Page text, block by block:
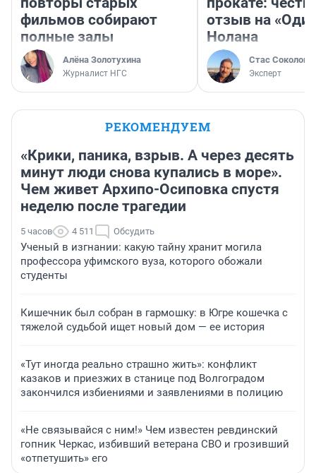
фильмов собирают
полные залы
Алёна Золотухина
Журналист НГС
отзыв на
Нолана
Стас Соколов
Эксперт
РЕКОМЕНДУЕМ
«Крики, паника, взрыв. А через десять
минут люди снова купались в море».
Чем живет Архипо-Осиповка спустя
неделю после трагедии
5 часов 4 511 Обсудить
Ученый в изгнании: какую тайну хранит могила
профессора уфимского вуза, которого обожали
студенты
Кишечник был собран в гармошку: в Югре кошечка с
тяжелой судьбой ищет новый дом — ее история
«Тут иногда реально страшно жить»: конфликт
казаков и приезжих в станице под Волгоградом
закончился избиениями и заявлениями в полицию
«Не связывайся с ним!» Чем известен ревдинский
гопник Черкас, избивший ветерана СВО и грозивший
«отпетушить» его